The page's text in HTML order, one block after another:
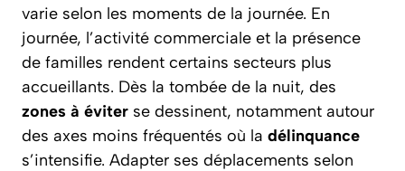
varie selon les moments de la journée. En
journée, l’activité commerciale et la présence
de familles rendent certains secteurs plus
accueillants. Dès la tombée de la nuit, des
zones à éviter se dessinent, notamment autour
des axes moins fréquentés où la délinquance
s’intensifie. Adapter ses déplacements selon